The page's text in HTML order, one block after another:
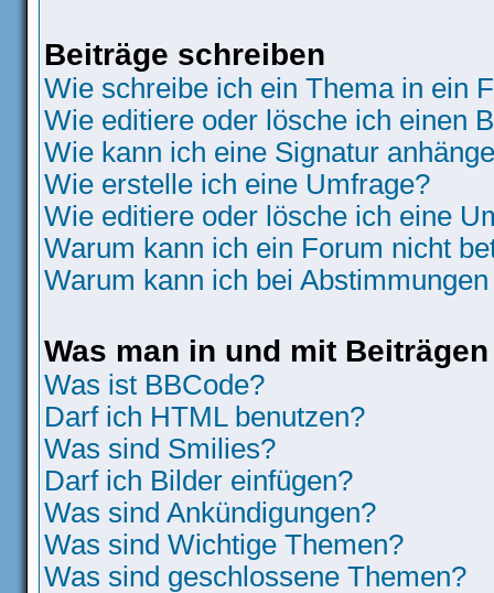
Beiträge schreiben
Wie schreibe ich ein Thema in ein
Wie editiere oder lösche ich einen
Wie kann ich eine Signatur
Wie erstelle ich eine Umfrage?
Wie editiere oder lösche ich eine
Warum kann ich ein Forum nicht
Warum kann ich bei
Was man in und mit
Was ist BBCode?
Darf ich HTML benutzen?
Was sind Smilies?
Darf ich Bilder einfügen?
Was sind Ankündigungen?
Was sind Wichtige Themen?
Was sind geschlossene Themen?